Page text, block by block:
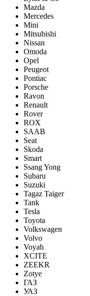
Mazda
Mercedes
Mini
Mitsubishi
Nissan
Omoda
Opel
Peugeot
Pontiac
Porsсhe
Ravon
Renault
Rover
ROX
SAAB
Seat
Skoda
Smart
Ssang Yong
Subaru
Suzuki
Tagaz Taiger
Tank
Tesla
Toyota
Volkswagen
Volvo
Voyah
XCITE
ZEEKR
Zotye
ГАЗ
УАЗ